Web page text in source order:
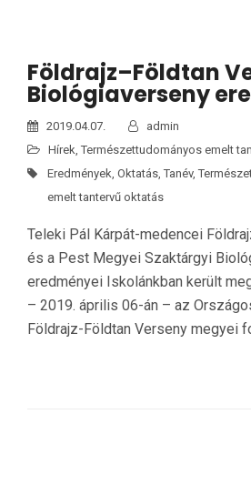
Földrajz–Földtan
Biológiaverseny
2019.04.07.
admin
Hírek ,Természettudományos emelt
Eredmények Oktatás ,Tanév,
emelt tantervű oktatás
Teleki Pál Kárpát-medencei
és a Pest Megyei Szaktárgyi
eredményei Iskolánkban került
– 2019. április 06-án – az
Földrajz-Földtan Verseny megyei